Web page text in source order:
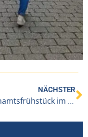
NÄCHSTER
Ehrenamtsfrühstück im PANORAMAHAUS Dornbirn